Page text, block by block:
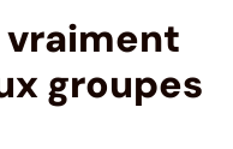
vraiment
groupes